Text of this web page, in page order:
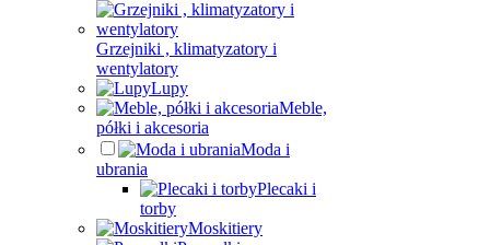
Grzejniki , klimatyzatory i
wentylatory
Lupy
Meble,
półki i akcesoria
Moda i
ubrania
Plecaki i
torby
Moskitiery